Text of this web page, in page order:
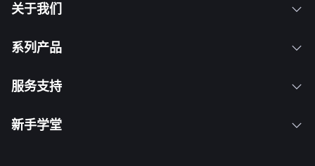
关于我们
系列产品
服务支持
新手学堂